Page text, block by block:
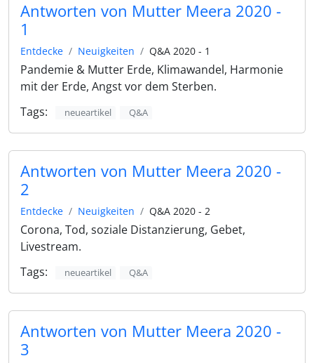
Antworten von Mutter Meera 2020 -
1
Entdecke Neuigkeiten Q&A 2020 - 1
Pandemie & Mutter Erde, Klimawandel, Harmonie
mit der Erde, Angst vor dem Sterben.
Tags:
neueartikel Q&A
Antworten von Mutter Meera 2020 -
2
Entdecke Neuigkeiten Q&A 2020 - 2
Corona, Tod, soziale Distanzierung, Gebet,
Livestream.
Tags:
neueartikel Q&A
Antworten von Mutter Meera 2020 -
3